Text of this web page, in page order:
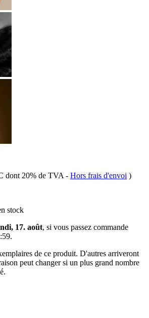
dont 20% de TVA - Hors frais d'envoi )
stock
17. août, si vous passez commande
.
de ce produit. D'autres arriveront
peut changer si un plus grand nombre